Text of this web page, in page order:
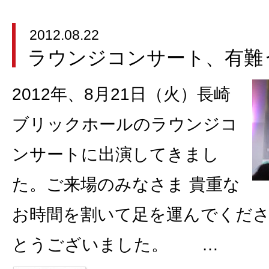
2012.08.22
ラウンジコンサート、有難
2012年、8月21日（火）長崎
ブリックホールのラウンジコ
ンサートに出演してきまし
た。ご来場のみなさま 貴重な
お時間を割いて足を運んでくだ
とうございました。 …